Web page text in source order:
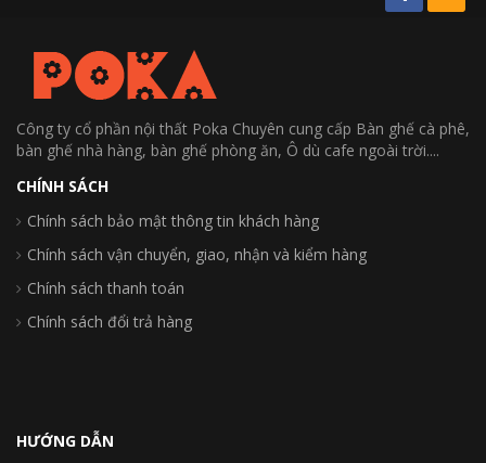
Công ty cổ phần nội thất Poka Chuyên cung cấp Bàn ghế cà phê,
bàn ghế nhà hàng, bàn ghế phòng ăn, Ô dù cafe ngoài trời....
CHÍNH SÁCH
Chính sách bảo mật thông tin khách hàng
Chính sách vận chuyển, giao, nhận và kiểm hàng
Chính sách thanh toán
Chính sách đổi trả hàng
HƯỚNG DẪN